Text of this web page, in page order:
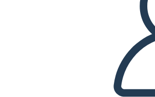
LEERME